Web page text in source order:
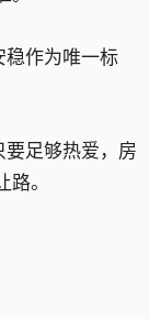
作为唯一标
要足够热爱，房
。